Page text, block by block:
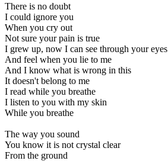
There is no doubt
I could ignore you
When you cry out
Not sure your pain is true
I grew up, now I can see through your eyes
And feel when you lie to me
And I know what is wrong in this
It doesn't belong to me
I read while you breathe
I listen to you with my skin
While you breathe
The way you sound
You know it is not crystal clear
From the ground